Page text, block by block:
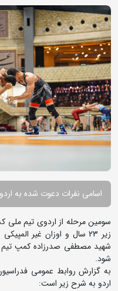
اسامی نفرات دعوت شده به اردو
سومین مرحله از اردوی تیم ملی
شهید مصطفی صدرزاده کمپ تیم
شود.
به گزارش روابط عمومی
اردو به شرح زیر است: